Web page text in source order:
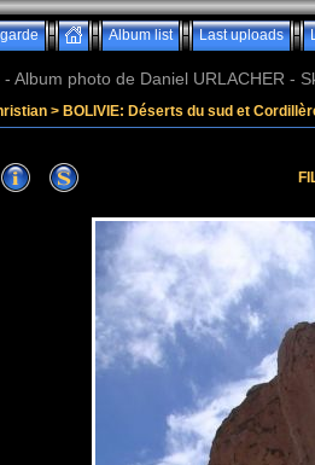
Album list Last uploads
Album photo de Daniel URLACHER -
> BOLIVIE: Déserts du sud et